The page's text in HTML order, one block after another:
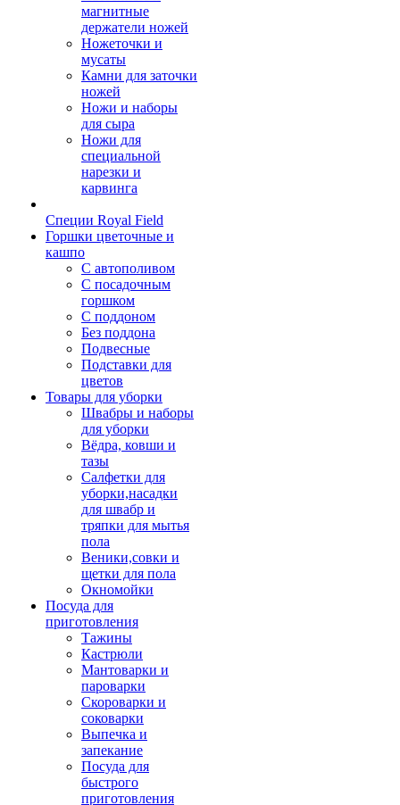
магнитные
держатели ножей
Ножеточки и
мусаты
Камни для заточки
ножей
Ножи и наборы
для сыра
Ножи для
специальной
нарезки и
карвинга
Специи Royal Field
Горшки цветочные и
кашпо
С автополивом
С посадочным
горшком
С поддоном
Без поддона
Подвесные
Подставки для
цветов
Товары для уборки
Швабры и наборы
для уборки
Вёдра, ковши и
тазы
Салфетки для
уборки,насадки
для швабр и
тряпки для мытья
пола
Веники,совки и
щетки для пола
Окномойки
Посуда для
приготовления
Тажины
Кастрюли
Мантоварки и
пароварки
Скороварки и
соковарки
Выпечка и
запекание
Посуда для
быстрого
приготовления